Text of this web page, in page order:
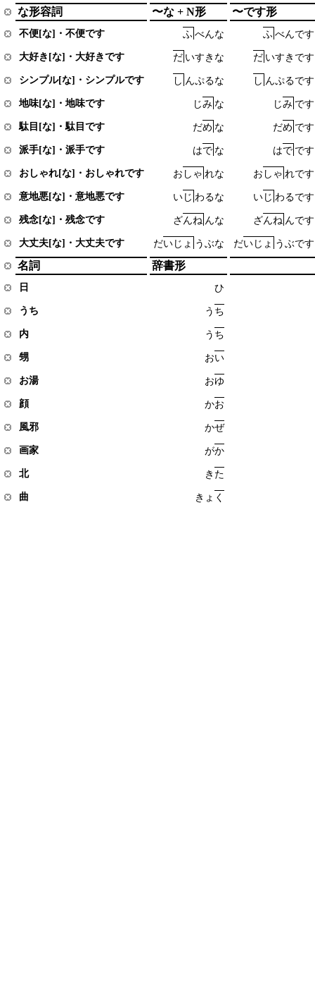
な形容詞 〜な + N形 〜です形
不便[な]・不便です ふ べんな ふ べんです
大好き[な]・大好きです だ いすき な だ いすき です
シンプル[な]・シンプルです し んぷるな し んぷるです
地味[な]・地味です じみ な じみ です
駄目[な]・駄目です だめ な だめ です
派手[な]・派手です はで な はで です
おしゃれ[な]・おしゃれです お し ゃ れな お し ゃ れです
意地悪[な]・意地悪です いじ わるな いじ わるです
残念[な]・残念です ざんね んな ざんね んです
大丈夫[な]・大丈夫です だいじ ょ うぶな だいじ ょ うぶです
名詞 辞書形
日 ひ
うち う ち
内 う ち
甥 おい
お湯 おゆ
顔 かお
風邪 かぜ
画家 がか
北 き た
曲 き ょ く